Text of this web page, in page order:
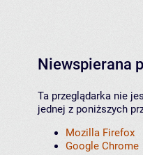
Niewspierana
Ta przeglądarka nie
jednej z poniższych
Mozilla Firefox
Google Chrome